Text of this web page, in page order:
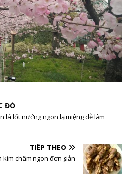
ĐÓ
lá lốt nướng ngon lạ miệng dễ làm
TIẾP THEO
kim châm ngon đơn giản